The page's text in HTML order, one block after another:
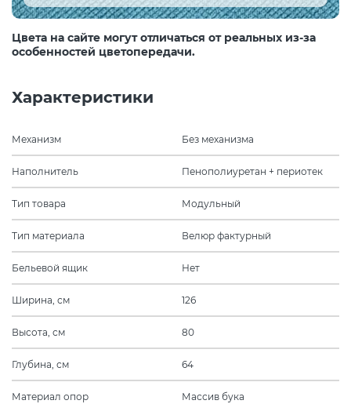
Цвета на сайте могут отличаться от реальных из-за
особенностей цветопередачи.
Характеристики
Механизм Без механизма
Наполнитель Пенополиуретан + периотек
Тип товара Модульный
Тип материала Велюр фактурный
Бельевой ящик Нет
Ширина, см 126
Высота, см 80
Глубина, см 64
Материал опор Массив бука